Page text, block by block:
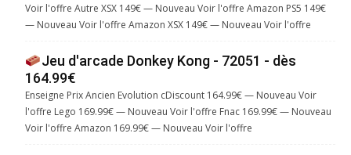
Voir l'offre Autre XSX 149€ — Nouveau Voir l'offre Amazon PS5 149€
— Nouveau Voir l'offre Amazon XSX 149€ — Nouveau Voir l'offre
Jeu d'arcade Donkey Kong - 72051 - dès
164.99€
Enseigne Prix Ancien Evolution cDiscount 164.99€ — Nouveau Voir
l'offre Lego 169.99€ — Nouveau Voir l'offre Fnac 169.99€ — Nouveau
Voir l'offre Amazon 169.99€ — Nouveau Voir l'offre